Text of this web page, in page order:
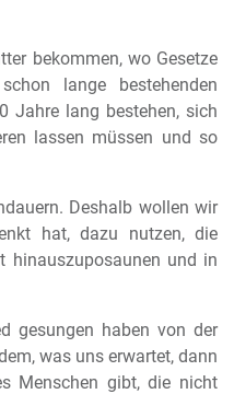
bekommen, wo Gesetze
lange bestehenden
Jahre lang bestehen, sich
lassen müssen und so
Deshalb wollen wir
hat, dazu nutzen, die
hinauszuposaunen und in
gesungen haben von der
was uns erwartet, dann
Menschen gibt, die nicht